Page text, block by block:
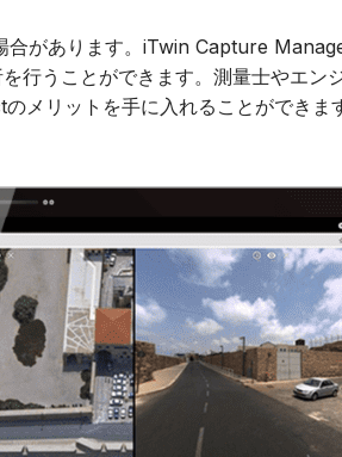
があります。iTwin Capture
行うことができます。測量士やエンジ
リットを手に入れることができま